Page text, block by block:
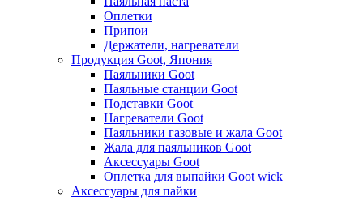
Оплетки
Припои
Держатели, нагреватели
Продукция Goot, Япония
Паяльники Goot
Паяльные станции Goot
Подставки Goot
Нагреватели Goot
Паяльники газовые и жала Goot
Жала для паяльников Goot
Аксессуары Goot
Оплетка для выпайки Goot wick
Аксессуары для пайки